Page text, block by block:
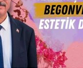
Süper Lig
Tüm Manşetler
Son Dakika